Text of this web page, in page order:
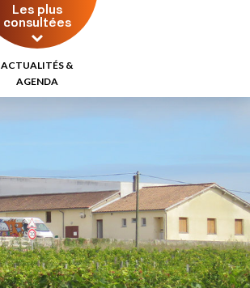
Les plus
consultées
ACTUALITÉS &
AGENDA